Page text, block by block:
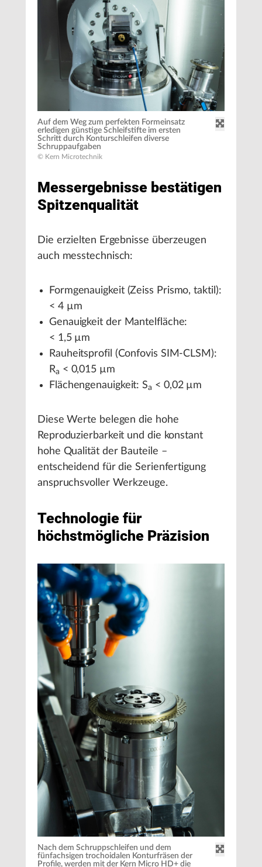
Auf dem Weg zum perfekten Formeinsatz
erledigen günstige Schleifstifte im ersten
Schritt durch Konturschleifen diverse
Schruppaufgaben
© Kern Microtechnik
Messergebnisse bestätigen
Spitzenqualität
Die erzielten Ergebnisse überzeugen
auch messtechnisch:
Formgenauigkeit (Zeiss Prismo, taktil):
< 4 µm
Genauigkeit der Mantelfläche:
< 1,5 µm
Rauheitsprofil (Confovis SIM-CLSM):
Ra < 0,015 µm
Flächengenauigkeit: Sa < 0,02 µm
Diese Werte belegen die hohe
Reproduzierbarkeit und die konstant
hohe Qualität der Bauteile –
entscheidend für die Serienfertigung
anspruchsvoller Werkzeuge.
Technologie für
höchstmögliche Präzision
Nach dem Schruppschleifen und dem
fünfachsigen trochoidalen Konturfräsen der
Profile, werden mit der Kern Micro HD+ die